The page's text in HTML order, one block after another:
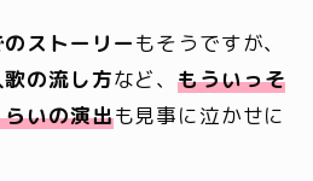
ストーリーもそうですが、
の流し方など、もういっそ
いの演出も見事に泣かせに